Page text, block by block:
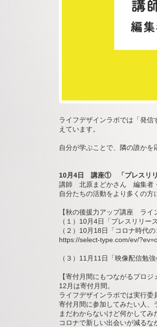
ライフデザインラボでは「発
えています。
自分が学ぶことで、隣の誰かを
10月4日 講座① 「プレスリリ
講師 北原まどかさん 編集者・
自分たちの活動をより多くの
【秋の後援力アップ講座 ライ
（１）10月4日「プレスリリ
（２）10月18日「コロナ時代
https://select-type.com/ev/
（３）11月11日「映像配信勉
【寄付月間にもつながるプロジ
12月は寄付月間。
ライフデザインラボでは実行委
寄付月間に参加してみたい人、
まだわからないけど何かしてみ
コロナで新しい出会いが減るな